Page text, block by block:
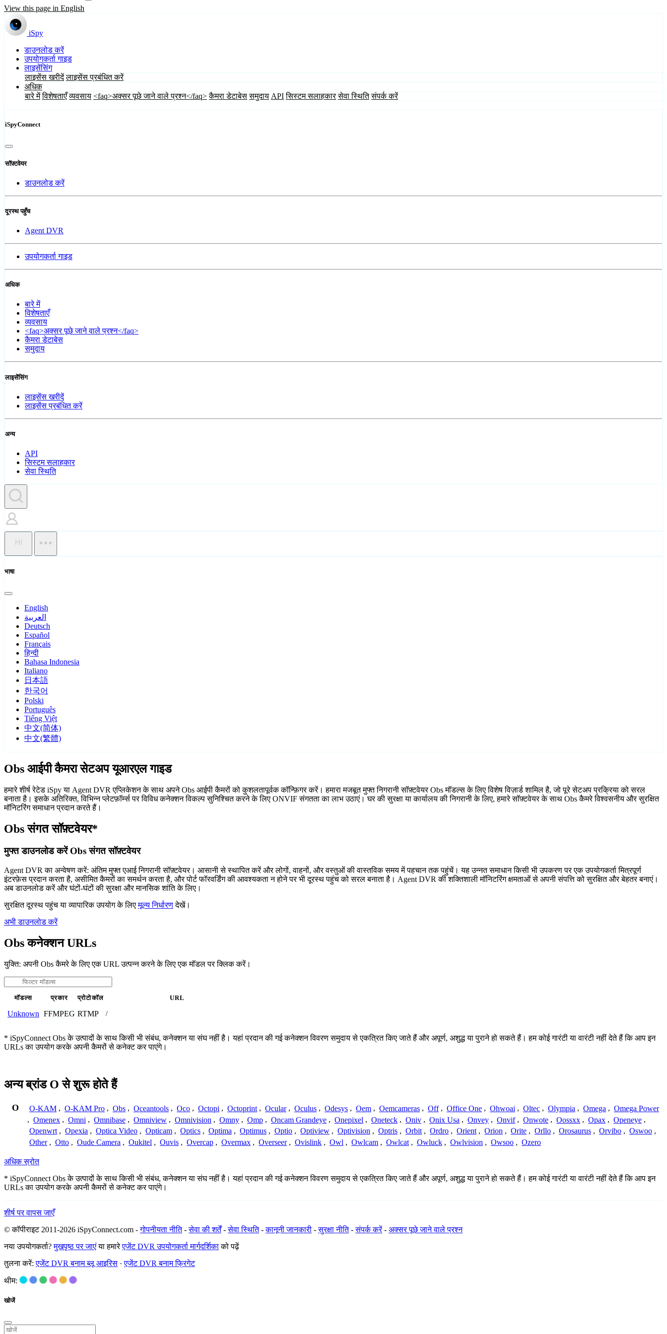
View this page in English
iSpy
डाउनलोड करें
उपयोगकर्ता गाइड
लाइसेंसिंग
लाइसेंस खरीदें लाइसेंस प्रबंधित करें
अधिक
बारे में विशेषताएँ व्यवसाय <faq>अक्सर पूछे जाने वाले प्रश्न</faq> कैमरा डेटाबेस समुदाय API सिस्टम सलाहकार सेवा स्थिति संपर्क करें
iSpyConnect
सॉफ़्टवेयर
डाउनलोड करें
दूरस्थ पहुँच
Agent DVR
उपयोगकर्ता गाइड
अधिक
बारे में
विशेषताएँ
व्यवसाय
<faq>अक्सर पूछे जाने वाले प्रश्न</faq>
कैमरा डेटाबेस
समुदाय
लाइसेंसिंग
लाइसेंस खरीदें
लाइसेंस प्रबंधित करें
अन्य
API
सिस्टम सलाहकार
सेवा स्थिति
HI
भाषा
English
العربية
Deutsch
Español
Français
हिन्दी
Bahasa Indonesia
Italiano
日本語
한국어
Polski
Português
Tiếng Việt
中文(简体)
中文(繁體)
Obs आईपी कैमरा सेटअप यूआरएल गाइड
हमारे शीर्ष रेटेड iSpy या Agent DVR एप्लिकेशन के साथ अपने Obs आईपी कैमरों को कुशलतापूर्वक कॉन्फ़िगर करें। हमारा मजबूत मुफ्त निगरानी सॉफ़्टवेयर Obs मॉडल्स के लिए विशेष विज़ार्ड शामिल है, जो पूरे सेटअप प्रक्रिया को सरल
बनाता है। इसके अतिरिक्त, विभिन्न प्लेटफ़ॉर्म्स पर विविध कनेक्शन विकल्प सुनिश्चित करने के लिए ONVIF संगतता का लाभ उठाएं। घर की सुरक्षा या कार्यालय की निगरानी के लिए, हमारे सॉफ़्टवेयर के साथ Obs कैमरे विश्वसनीय और सुरक्षित
मॉनिटरिंग समाधान प्रदान करते हैं।
Obs संगत सॉफ़्टवेयर*
मुफ्त डाउनलोड करें Obs संगत सॉफ़्टवेयर
Agent DVR का अन्वेषण करें: अंतिम मुफ्त एआई निगरानी सॉफ़्टवेयर। आसानी से स्थापित करें और लोगों, वाहनों, और वस्तुओं की वास्तविक समय में पहचान तक पहुंचें। यह उन्नत समाधान किसी भी उपकरण पर एक उपयोगकर्ता मित्रपूर्ण
इंटरफ़ेस प्रदान करता है, असीमित कैमरों का समर्थन करता है, और पोर्ट फॉरवर्डिंग की आवश्यकता न होने पर भी दूरस्थ पहुंच को सरल बनाता है। Agent DVR की शक्तिशाली मॉनिटरिंग क्षमताओं से अपनी संपत्ति को सुरक्षित और बेहतर बनाएं।
अब डाउनलोड करें और घंटों-घंटों की सुरक्षा और मानसिक शांति के लिए।
सुरक्षित दूरस्थ पहुंच या व्यापारिक उपयोग के लिएमूल्य निर्धारणदेखें।
अभी डाउनलोड करें
Obs कनेक्शन URLs
युक्ति: अपनी Obs कैमरे के लिए एक URL उत्पन्न करने के लिए एक मॉडल पर क्लिक करें।
मॉडल्स प्रकार प्रोटोकॉल URL
Unknown FFMPEG RTMP /
* iSpyConnect Obs के उत्पादों के साथ किसी भी संबंध, कनेक्शन या संघ नहीं है। यहां प्रदान की गई कनेक्शन विवरण समुदाय से एकत्रित किए जाते हैं और अपूर्ण, अशुद्ध या पुराने हो सकते हैं। हम कोई गारंटी या वारंटी नहीं देते हैं कि आप इन
URLs का उपयोग करके अपनी कैमरों से कनेक्ट कर पाएंगे।
अन्य ब्रांड O से शुरू होते हैं
O O-KAM , O-KAM Pro , Obs , Oceantools , Oco , Octopi , Octoprint , Ocular , Oculus , Odesys , Oem , Oemcameras , Off , Office One , Ohwoai , Oltec , Olympia , Omega , Omega Power
, Omenex , Omni , Omnibase , Omniview , Omnivision , Omny , Omp , Oncam Grandeye , Onepixel , Oneteck , Oniv , Onix Usa , Onvey , Onvif , Onwote , Oossxx , Opax , Openeye ,
Openwrt , Opexia , Optica Video , Opticam , Optics , Optima , Optimus , Optio , Optiview , Optivision , Optris , Orbit , Ordro , Orient , Orion , Orite , Orllo , Orosaurus , Orvibo , Oswoo ,
Other , Otto , Oude Camera , Oukitel , Ouvis , Overcap , Overmax , Overseer , Ovislink , Owl , Owlcam , Owlcat , Owluck , Owlvision , Owsoo , Ozero
अधिक स्रोत
* iSpyConnect Obs के उत्पादों के साथ किसी भी संबंध, कनेक्शन या संघ नहीं है। यहां प्रदान की गई कनेक्शन विवरण समुदाय से एकत्रित किए जाते हैं और अपूर्ण, अशुद्ध या पुराने हो सकते हैं। हम कोई गारंटी या वारंटी नहीं देते हैं कि आप इन
URLs का उपयोग करके अपनी कैमरों से कनेक्ट कर पाएंगे।
शीर्ष पर वापस जाएँ
© कॉपीराइट 2011-2026 iSpyConnect.com -गोपनीयता नीति-सेवा की शर्तें-सेवा स्थिति-कानूनी जानकारी -सुरक्षा नीति-संपर्क करें- अक्सर पूछे जाने वाले प्रश्न
नया उपयोगकर्ता?मुखपृष्ठ पर जाएंया हमारेएजेंट DVR उपयोगकर्ता मार्गदर्शिकाको पढ़ें
तुलना करें:एजेंट DVR बनाम ब्लू आइरिस ·एजेंट DVR बनाम फ्रिगेट
थीम:
खोजें